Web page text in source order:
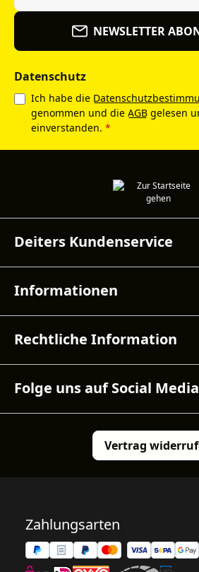
NEWSLETTER
Datenschutz
Ich habe die
genommen und die AGB gelesen
einverstanden. *
Deiters Kundenservice
Informationen
Rechtliche Information
Folge uns auf Social Media
Vertrag
Zahlungsarten